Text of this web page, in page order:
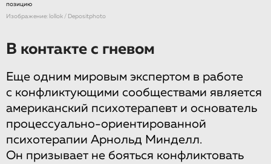
позицию
Изображение: lollok / Depositphoto
В контакте с гневом
Еще одним мировым экспертом в работе
с конфликтующими сообществами является
американский психотерапевт и основатель
процессуально-ориентированной
психотерапии Арнольд Минделл.
Он призывает не бояться конфликтовать